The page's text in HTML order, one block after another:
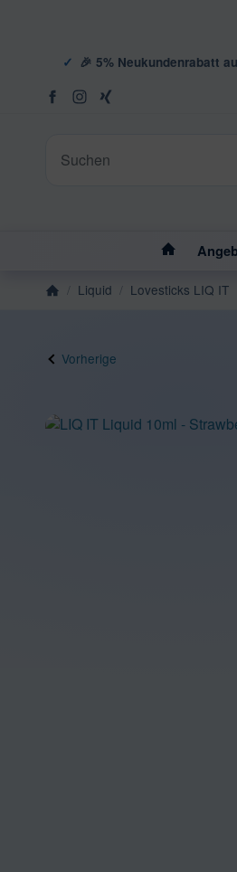
🎉 5% Neukundenrabatt
Liquid Lovesticks LIQ IT
Vorherige